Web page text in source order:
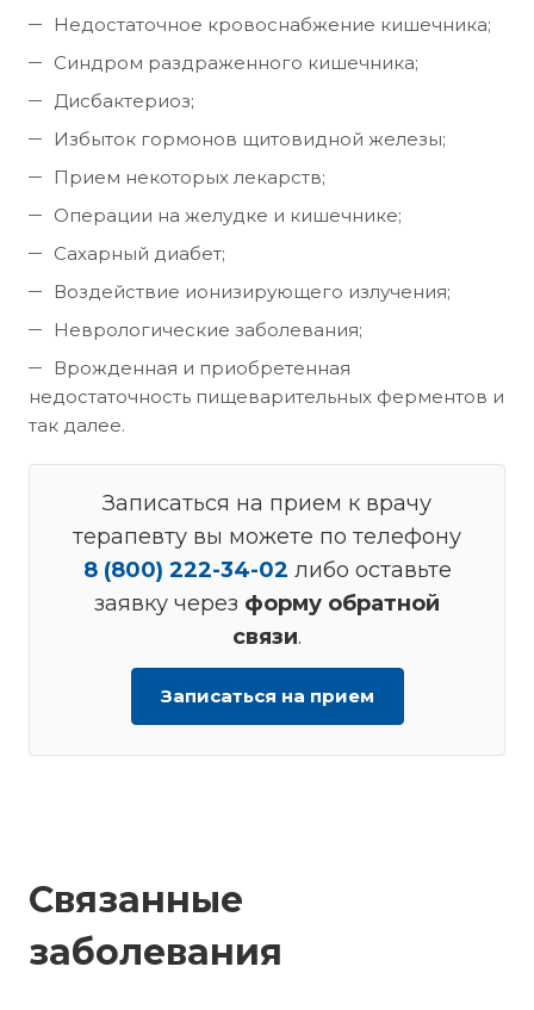
Недостаточное кровоснабжение кишечника;
Синдром раздраженного кишечника;
Дисбактериоз;
Избыток гормонов щитовидной железы;
Прием некоторых лекарств;
Операции на желудке и кишечнике;
Сахарный диабет;
Воздействие ионизирующего излучения;
Неврологические заболевания;
Врожденная и приобретенная
недостаточность пищеварительных ферментов и
так далее.
Записаться на прием к врачу
терапевту вы можете по телефону
8 (800) 222-34-02 либо оставьте
заявку через форму обратной
связи.
Записаться на прием
Связанные
заболевания